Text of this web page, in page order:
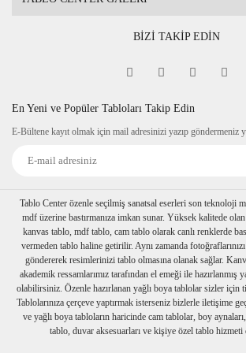
BİZİ TAKİP EDİN
En Yeni ve Popüler Tabloları Takip Edin
E-Bültene kayıt olmak için mail adresinizi yazıp göndermeniz
Tablo Center özenle seçilmiş sanatsal eserleri son teknoloji
mdf üzerine bastırmanıza imkan sunar. Yüksek kalitede
kanvas tablo, mdf tablo, cam tablo olarak canlı renklerde
vermeden tablo haline getirilir. Aynı zamanda
göndererek resimlerinizi tablo olmasına olanak sağlar.
akademik ressamlarımız tarafından el emeği ile hazırlanmış
olabilirsiniz. Özenle hazırlanan yağlı boya tablolar sizler için
Tablolarınıza çerçeve yaptırmak isterseniz bizlerle iletişime
ve yağlı boya tabloların haricinde cam tablolar, boy
tablo, duvar aksesuarları ve kişiye özel tablo hizmeti